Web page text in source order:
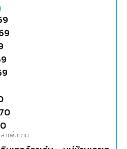
าเพิ่มเติม